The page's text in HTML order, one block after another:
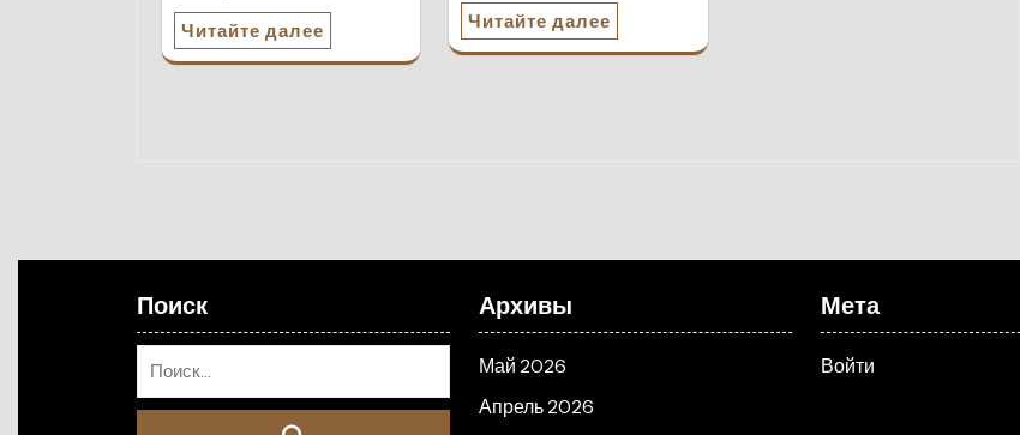
Читайте далее
Читайте далее
Поиск Архивы
Май 2026
Апрель 2026
Мета
Войти